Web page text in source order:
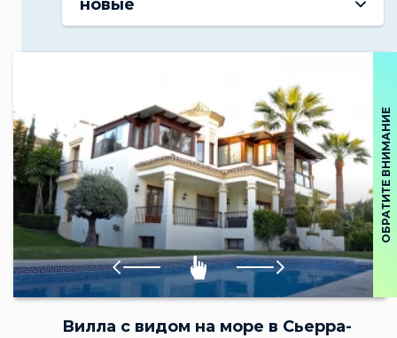
новые
ОБРАТИТЕ ВНИМАНИЕ
Вилла с видом на море в Сьерра-